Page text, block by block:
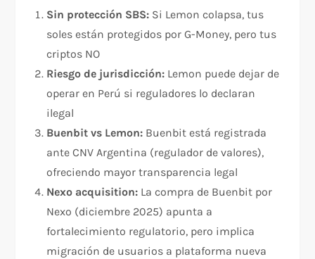
Sin protección SBS: Si Lemon colapsa, tus
soles están protegidos por G-Money, pero tus
criptos NO
Riesgo de jurisdicción: Lemon puede dejar de
operar en Perú si reguladores lo declaran
ilegal​
Buenbit vs Lemon: Buenbit está registrada
ante CNV Argentina (regulador de valores),
ofreciendo mayor transparencia legal
Nexo acquisition: La compra de Buenbit por
Nexo (diciembre 2025) apunta a
fortalecimiento regulatorio, pero implica
migración de usuarios a plataforma nueva